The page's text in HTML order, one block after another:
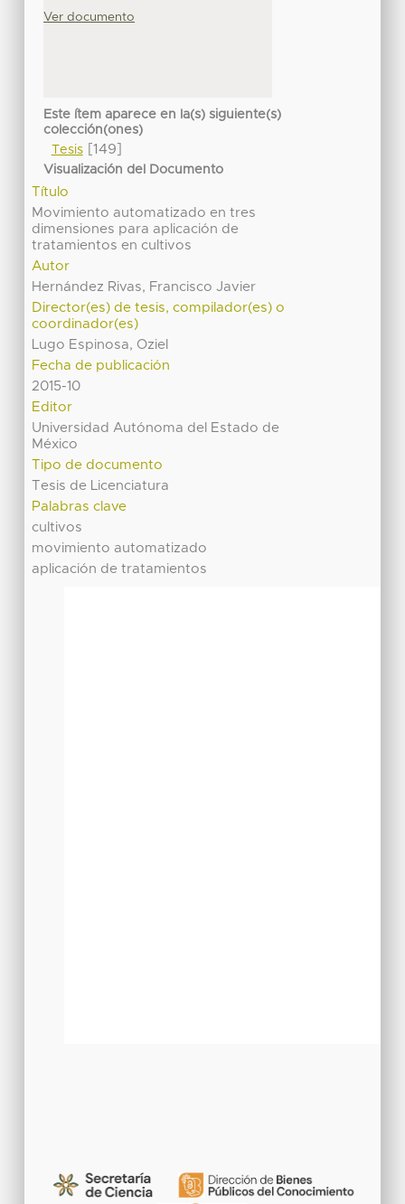
Ver documento
Este ítem aparece en la(s) siguiente(s)
colección(ones)
Tesis[149]
Visualización del Documento
Título
Movimiento automatizado en tres
dimensiones para aplicación de
tratamientos en cultivos
Autor
Hernández Rivas, Francisco Javier
Director(es) de tesis, compilador(es) o
coordinador(es)
Lugo Espinosa, Oziel
Fecha de publicación
2015-10
Editor
Universidad Autónoma del Estado de
México
Tipo de documento
Tesis de Licenciatura
Palabras clave
cultivos
movimiento automatizado
aplicación de tratamientos